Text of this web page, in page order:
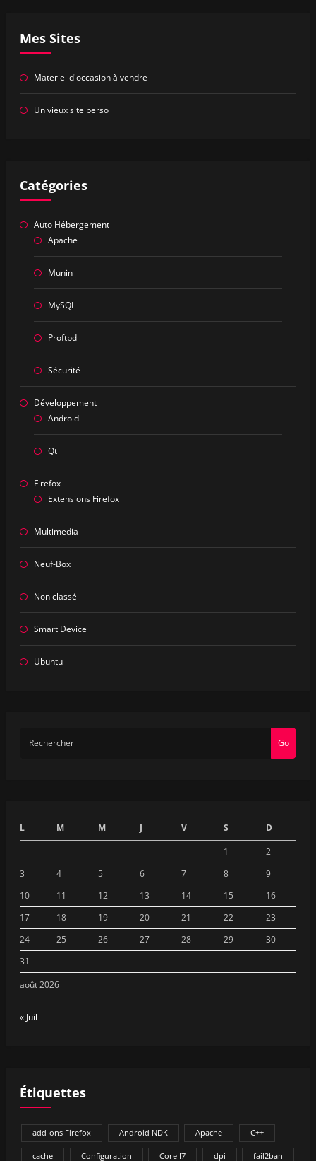
Mes Sites
Materiel d'occasion à vendre
Un vieux site perso
Catégories
Auto Hébergement
Apache
Munin
MySQL
Proftpd
Sécurité
Développement
Android
Qt
Firefox
Extensions Firefox
Multimedia
Neuf-Box
Non classé
Smart Device
Ubuntu
Go
août 2026
L M M J V S
D
1
2
3
4 5 6 7 8
9
10
11 12 13 14 15
16
17
18 19 20 21 22
23
24
25 26 27 28 29
30
31
« Juil
Étiquettes
add-ons Firefox Android NDK Apache C++
cache Configuration Core I7 dpi fail2ban